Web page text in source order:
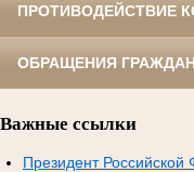
ПРОТИВОДЕЙСТВИЕ
ОБРАЩЕНИЯ ГРАЖДАН
Важные ссылки
Президент Российской